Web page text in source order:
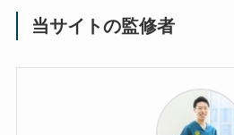
当サイトの監修者